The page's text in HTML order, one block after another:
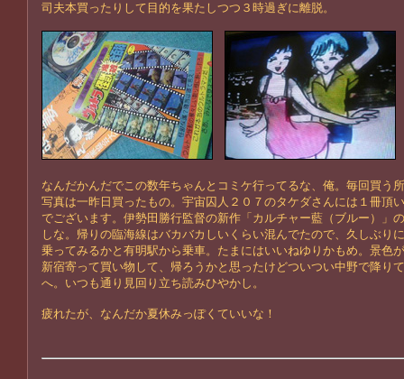
司夫本買ったりして目的を果たしつつ３時過ぎに離脱。
なんだかんだでこの数年ちゃんとコミケ行ってるな、俺。毎回買う
写真は一昨日買ったもの。宇宙囚人２０７のタケダさんには１冊頂
でございます。伊勢田勝行監督の新作「カルチャー藍（ブルー）」
しな。帰りの臨海線はバカバカしいくらい混んでたので、久しぶり
乗ってみるかと有明駅から乗車。たまにはいいねゆりかもめ。景色
新宿寄って買い物して、帰ろうかと思ったけどついつい中野で降り
へ。いつも通り見回り立ち読みひやかし。
疲れたが、なんだか夏休みっぽくていいな！